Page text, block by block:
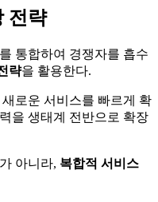
전략
통합하여 경쟁자를 흡수
략을 활용한다.
로운 서비스를 빠르게 확
을 생태계 전반으로 확장
아니라, 복합적 서비스